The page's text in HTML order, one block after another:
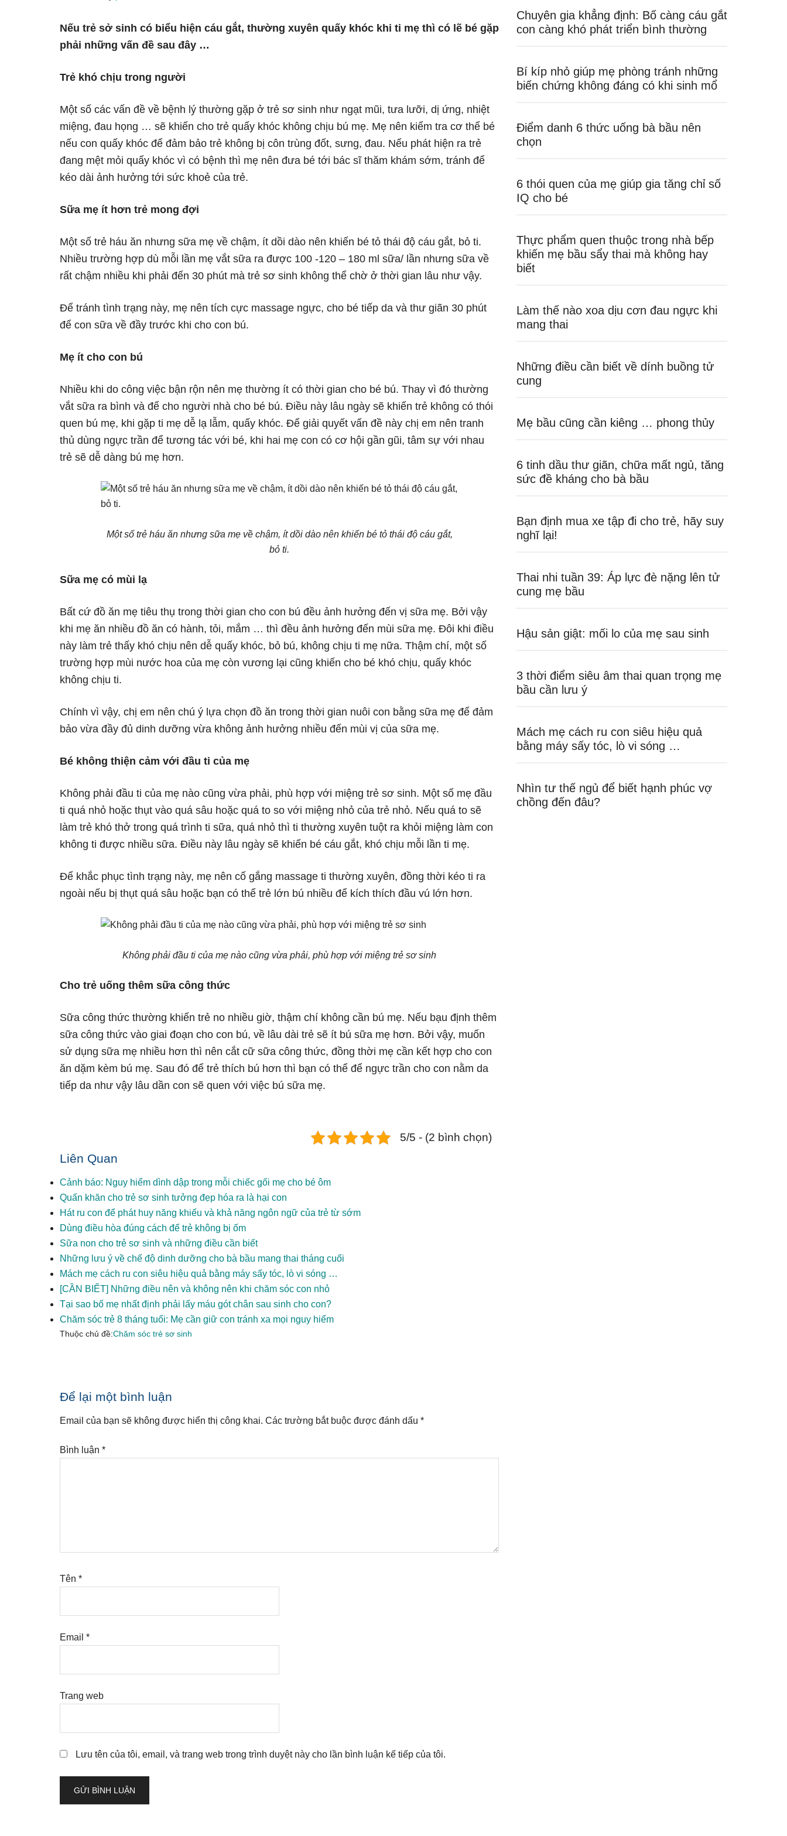
Nếu trẻ sở sinh có biểu hiện cáu gắt, thường xuyên quấy khóc khi ti mẹ thì có lẽ bé gặp
phải những vấn đề sau đây …
Trẻ khó chịu trong người
Một số các vấn đề về bệnh lý thường gặp ở trẻ sơ sinh như ngạt mũi, tưa lưỡi, dị ứng, nhiệt
miệng, đau họng … sẽ khiến cho trẻ quấy khóc không chịu bú mẹ. Mẹ nên kiểm tra cơ thể bé
nếu con quấy khóc để đảm bảo trẻ không bị côn trùng đốt, sưng, đau. Nếu phát hiện ra trẻ
đang mệt mỏi quấy khóc vì có bệnh thì mẹ nên đưa bé tới bác sĩ thăm khám sớm, tránh để
kéo dài ảnh hưởng tới sức khoẻ của trẻ.
Sữa mẹ ít hơn trẻ mong đợi
Một số trẻ háu ăn nhưng sữa mẹ về chậm, ít dồi dào nên khiến bé tỏ thái độ cáu gắt, bỏ ti.
Nhiều trường hợp dù mỗi lần mẹ vắt sữa ra được 100 -120 – 180 ml sữa/ lần nhưng sữa về
rất chậm nhiều khi phải đến 30 phút mà trẻ sơ sinh không thể chờ ở thời gian lâu như vậy.
Để tránh tình trạng này, mẹ nên tích cực massage ngực, cho bé tiếp da và thư giãn 30 phút
để con sữa về đầy trước khi cho con bú.
Mẹ ít cho con bú
Nhiều khi do công việc bận rộn nên mẹ thường ít có thời gian cho bé bú. Thay vì đó thường
vắt sữa ra bình và để cho người nhà cho bé bú. Điều này lâu ngày sẽ khiến trẻ không có thói
quen bú mẹ, khi gặp ti mẹ dễ lạ lẫm, quấy khóc. Để giải quyết vấn đề này chị em nên tranh
thủ dùng ngực trần để tương tác với bé, khi hai mẹ con có cơ hội gần gũi, tâm sự với nhau
trẻ sẽ dễ dàng bú mẹ hơn.
Một số trẻ háu ăn nhưng sữa mẹ về chậm, ít dồi dào nên khiến bé tỏ thái độ cáu gắt,
bỏ ti.
Sữa mẹ có mùi lạ
Bất cứ đồ ăn mẹ tiêu thụ trong thời gian cho con bú đều ảnh hưởng đến vị sữa mẹ. Bởi vậy
khi mẹ ăn nhiều đồ ăn có hành, tỏi, mắm … thì đều ảnh hưởng đến mùi sữa mẹ. Đôi khi điều
này làm trẻ thấy khó chịu nên dễ quấy khóc, bỏ bú, không chịu ti mẹ nữa. Thậm chí, một số
trường hợp mùi nước hoa của mẹ còn vương lại cũng khiến cho bé khó chịu, quấy khóc
không chịu ti.
Chính vì vậy, chị em nên chú ý lựa chọn đồ ăn trong thời gian nuôi con bằng sữa mẹ để đảm
bảo vừa đầy đủ dinh dưỡng vừa không ảnh hưởng nhiều đến mùi vị của sữa mẹ.
Bé không thiện cảm với đầu ti của mẹ
Không phải đầu ti của mẹ nào cũng vừa phải, phù hợp với miệng trẻ sơ sinh. Một số mẹ đầu
ti quá nhỏ hoặc thụt vào quá sâu hoặc quá to so với miệng nhỏ của trẻ nhỏ. Nếu quá to sẽ
làm trẻ khó thở trong quá trình ti sữa, quá nhỏ thì ti thường xuyên tuột ra khỏi miệng làm con
không ti được nhiều sữa. Điều này lâu ngày sẽ khiến bé cáu gắt, khó chịu mỗi lần ti mẹ.
Để khắc phục tình trạng này, mẹ nên cố gắng massage ti thường xuyên, đồng thời kéo ti ra
ngoài nếu bị thụt quá sâu hoặc bạn có thể trẻ lớn bú nhiều để kích thích đầu vú lớn hơn.
Không phải đầu ti của mẹ nào cũng vừa phải, phù hợp với miệng trẻ sơ sinh
Cho trẻ uống thêm sữa công thức
Sữa công thức thường khiến trẻ no nhiều giờ, thậm chí không cần bú mẹ. Nếu bạu định thêm
sữa công thức vào giai đoạn cho con bú, về lâu dài trẻ sẽ ít bú sữa mẹ hơn. Bởi vậy, muốn
sử dụng sữa mẹ nhiều hơn thì nên cắt cữ sữa công thức, đồng thời mẹ cần kết hợp cho con
ăn dặm kèm bú mẹ. Sau đó để trẻ thích bú hơn thì bạn có thể để ngực trần cho con nằm da
tiếp da như vậy lâu dần con sẽ quen với việc bú sữa mẹ.
5/5 - (2 bình chọn)
Liên Quan
Cảnh báo: Nguy hiểm dình dập trong mỗi chiếc gối mẹ cho bé ôm
Quấn khăn cho trẻ sơ sinh tưởng đẹp hóa ra là hại con
Hát ru con để phát huy năng khiếu và khả năng ngôn ngữ của trẻ từ sớm
Dùng điều hòa đúng cách để trẻ không bị ốm
Sữa non cho trẻ sơ sinh và những điều cần biết
Những lưu ý về chế độ dinh dưỡng cho bà bầu mang thai tháng cuối
Mách mẹ cách ru con siêu hiệu quả bằng máy sấy tóc, lò vi sóng …
[CẦN BIẾT] Những điều nên và không nên khi chăm sóc con nhỏ
Tại sao bố mẹ nhất định phải lấy máu gót chân sau sinh cho con?
Chăm sóc trẻ 8 tháng tuổi: Mẹ cần giữ con tránh xa mọi nguy hiểm
Thuộc chủ đề:Chăm sóc trẻ sơ sinh
Reader
Interactions
Để lại một bình luận
Email của bạn sẽ không được hiển thị công khai. Các trường bắt buộc được đánh dấu *
Bình luận *
Tên *
Email *
Trang web
Lưu tên của tôi, email, và trang web trong trình duyệt này cho lần bình luận kế tiếp của tôi.
Chuyên gia khẳng định: Bố càng cáu gắt
con càng khó phát triển bình thường
Bí kíp nhỏ giúp mẹ phòng tránh những
biến chứng không đáng có khi sinh mổ
Điểm danh 6 thức uống bà bầu nên
chọn
6 thói quen của mẹ giúp gia tăng chỉ số
IQ cho bé
Thực phẩm quen thuộc trong nhà bếp
khiến mẹ bầu sẩy thai mà không hay
biết
Làm thế nào xoa dịu cơn đau ngực khi
mang thai
Những điều cần biết về dính buồng tử
cung
Mẹ bầu cũng cần kiêng … phong thủy
6 tinh dầu thư giãn, chữa mất ngủ, tăng
sức đề kháng cho bà bầu
Bạn định mua xe tập đi cho trẻ, hãy suy
nghĩ lại!
Thai nhi tuần 39: Áp lực đè nặng lên tử
cung mẹ bầu
Hậu sản giật: mối lo của mẹ sau sinh
3 thời điểm siêu âm thai quan trọng mẹ
bầu cần lưu ý
Mách mẹ cách ru con siêu hiệu quả
bằng máy sấy tóc, lò vi sóng …
Nhìn tư thế ngủ để biết hạnh phúc vợ
chồng đến đâu?